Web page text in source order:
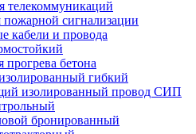
телекоммуникаций
пожарной сигнализации
кабели и провода
прогрева бетона
гибкий
изолированный провод СИП
бронированный